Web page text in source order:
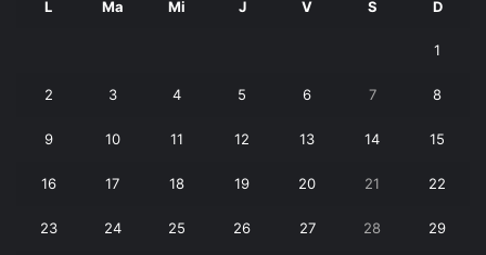
L Ma Mi J V S D
1
2 3 4 5 6 7 8
9 10 11 12 13 14 15
16 17 18 19 20 21 22
23 24 25 26 27 28 29